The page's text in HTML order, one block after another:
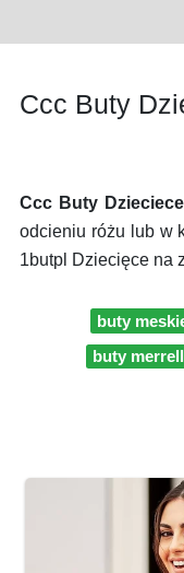
Ccc Buty
Ccc Buty
odcieniu różu lub w
1butpl Dziecięce na
buty
buty